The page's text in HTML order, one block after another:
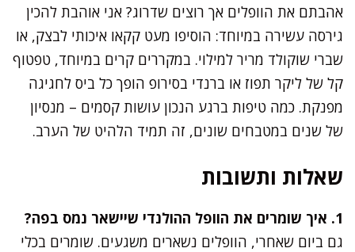
אהבתם את הוופלים אך רוצים שדרוג? אני אוהבת להכין
גירסה עשירה במיוחד: הוסיפו מעט קקאו איכותי לבצק, או
שברי שוקולד מריר למילוי. במקררים קרים במיוחד, טפטוף
קל של ליקר תפוז או ברנדי בסירופ הופך כל ביס לחגיגה
מפנקת. כמה טיפות ברגע הנכון עושות קסמים – מנסיון
של שנים במטבחים שונים, זה תמיד הלהיט של הערב.
שאלות ותשובות
1. איך שומרים את הוופל ההולנדי שיישאר נמס בפה?
גם ביום שאחרי, הוופלים נשארים משגעים. שומרים בכלי